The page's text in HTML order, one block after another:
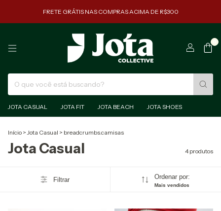
FRETE GRÁTIS NAS COMPRAS ACIMA DE R$300
JOTA CASUAL JOTA FIT JOTA BEACH JOTA SHOES
Início > Jota Casual > breadcrumbs.camisas
Jota Casual 4 produtos
Filtrar Ordenar por:
Mais vendidos